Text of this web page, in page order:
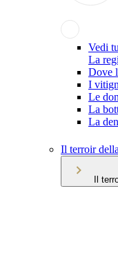
Vedi
La
Dove
I
Le
La
La
Il terroir
Il